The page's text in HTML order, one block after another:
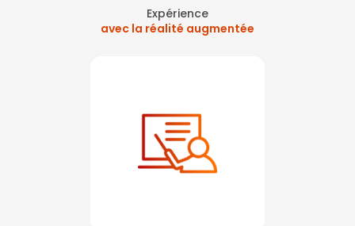
Expérience
avec la réalité augmentée